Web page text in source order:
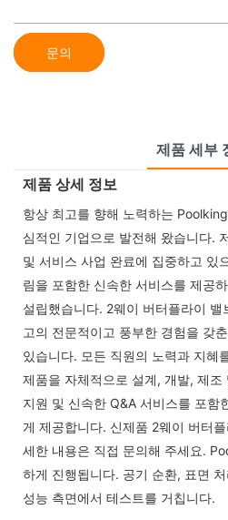
문의
제품 세부
제품 상세 정보
항상 최고를 향해 노력하는
심적인 기업으로 발전해 왔습니다.
및 서비스 사업 완료에 집중하고 있
림을 포함한 신속한 서비스를 제공
설립했습니다. 2웨이 버터플라이
고의 전문적이고 풍부한 경험을 갖
있습니다. 모든 직원의 노력과 지혜
제품을 자체적으로 설계, 개발, 제
지원 및 신속한 Q&A 서비스를 포함
게 제공합니다. 신제품 2웨이 버터
세한 내용은 직접 문의해 주세요.
하게 진행됩니다. 공기 순환, 표면
성능 측면에서 테스트를 거칩니다.